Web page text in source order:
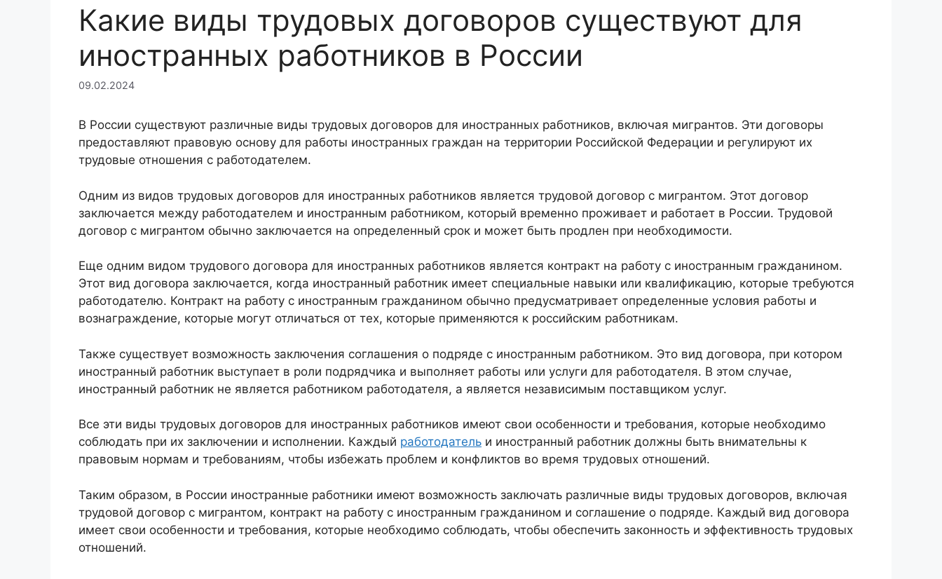
Какие виды трудовых договоров существуют для
иностранных работников в России
09.02.2024
В России существуют различные виды трудовых договоров для иностранных работников, включая мигрантов. Эти договоры
предоставляют правовую основу для работы иностранных граждан на территории Российской Федерации и регулируют их
трудовые отношения с работодателем.
Одним из видов трудовых договоров для иностранных работников является трудовой договор с мигрантом. Этот договор
заключается между работодателем и иностранным работником, который временно проживает и работает в России. Трудовой
договор с мигрантом обычно заключается на определенный срок и может быть продлен при необходимости.
Еще одним видом трудового договора для иностранных работников является контракт на работу с иностранным гражданином.
Этот вид договора заключается, когда иностранный работник имеет специальные навыки или квалификацию, которые требуются
работодателю. Контракт на работу с иностранным гражданином обычно предусматривает определенные условия работы и
вознаграждение, которые могут отличаться от тех, которые применяются к российским работникам.
Также существует возможность заключения соглашения о подряде с иностранным работником. Это вид договора, при котором
иностранный работник выступает в роли подрядчика и выполняет работы или услуги для работодателя. В этом случае,
иностранный работник не является работником работодателя, а является независимым поставщиком услуг.
Все эти виды трудовых договоров для иностранных работников имеют свои особенности и требования, которые необходимо
соблюдать при их заключении и исполнении. Каждый работодатель и иностранный работник должны быть внимательны к
правовым нормам и требованиям, чтобы избежать проблем и конфликтов во время трудовых отношений.
Таким образом, в России иностранные работники имеют возможность заключать различные виды трудовых договоров, включая
трудовой договор с мигрантом, контракт на работу с иностранным гражданином и соглашение о подряде. Каждый вид договора
имеет свои особенности и требования, которые необходимо соблюдать, чтобы обеспечить законность и эффективность трудовых
отношений.